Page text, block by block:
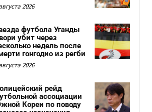
2026
футбола Уганды
убит через
недель после
гонгодио из регби
2026
рейд
ассоциации
Кореи по поводу